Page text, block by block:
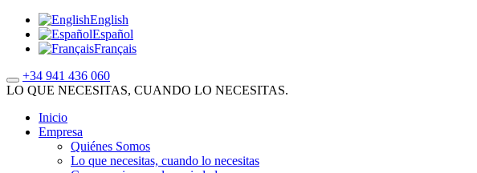
English
Español
Français
+34 941 436 060
LO QUE NECESITAS, CUANDO LO NECESITAS.
Inicio
Empresa
Quiénes Somos
Lo que necesitas, cuando lo necesitas